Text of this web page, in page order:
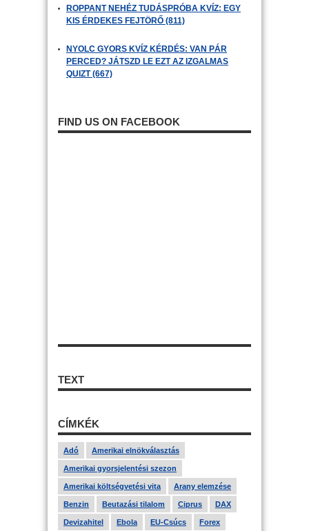
ROPPANT NEHÉZ TUDÁSPRÓBA KVÍZ: EGY
KIS ÉRDEKES FEJTÖRŐ (811)
NYOLC GYORS KVÍZ KÉRDÉS: VAN PÁR
PERCED? JÁTSZD LE EZT AZ IZGALMAS
QUIZT (667)
FIND US ON FACEBOOK
TEXT
CÍMKÉK
Adó Amerikai elnökválasztás
Amerikai gyorsjelentési szezon
Amerikai költségvetési vita Arany elemzése
Benzin Beutazási tilalom Ciprus DAX
Devizahitel Ebola EU-Csúcs Forex